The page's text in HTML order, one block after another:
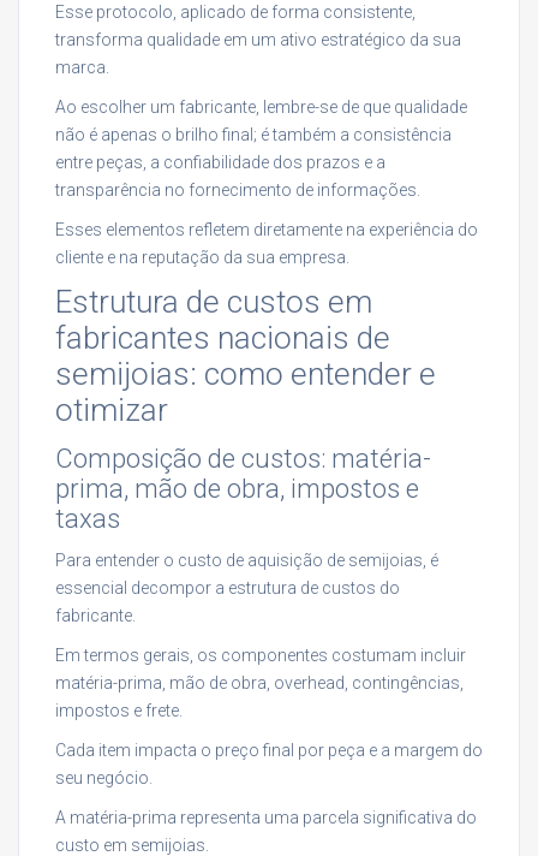
Esse protocolo, aplicado de forma consistente,
transforma qualidade em um ativo estratégico da sua
marca.
Ao escolher um fabricante, lembre-se de que qualidade
não é apenas o brilho final; é também a consistência
entre peças, a confiabilidade dos prazos e a
transparência no fornecimento de informações.
Esses elementos refletem diretamente na experiência do
cliente e na reputação da sua empresa.
Estrutura de custos em
fabricantes nacionais de
semijoias: como entender e
otimizar
Composição de custos: matéria-
prima, mão de obra, impostos e
taxas
Para entender o custo de aquisição de semijoias, é
essencial decompor a estrutura de custos do
fabricante.
Em termos gerais, os componentes costumam incluir
matéria-prima, mão de obra, overhead, contingências,
impostos e frete.
Cada item impacta o preço final por peça e a margem do
seu negócio.
A matéria-prima representa uma parcela significativa do
custo em semijoias.